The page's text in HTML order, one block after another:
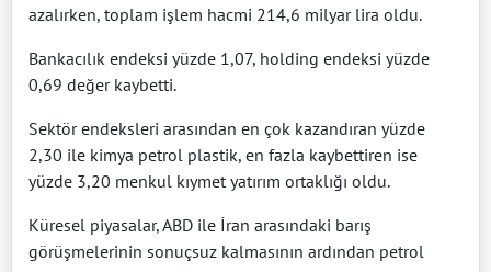
azalırken, toplam işlem hacmi 214,6 milyar lira oldu.
Bankacılık endeksi yüzde 1,07, holding endeksi yüzde
0,69 değer kaybetti.
Sektör endeksleri arasından en çok kazandıran yüzde
2,30 ile kimya petrol plastik, en fazla kaybettiren ise
yüzde 3,20 menkul kıymet yatırım ortaklığı oldu.
Küresel piyasalar, ABD ile İran arasındaki barış
görüşmelerinin sonuçsuz kalmasının ardından petrol